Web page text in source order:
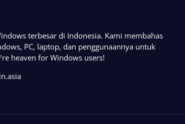
terbesar di Indonesia. Kami membahas
PC, laptop, dan penggunaannya untuk
heaven for Windows users!